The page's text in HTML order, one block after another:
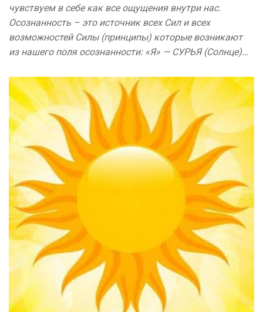
чувствуем в себе как все ощущения внутри нас.
Осознанность – это источник всех Сил и всех
возможностей Силы (принципы) которые возникают
из нашего поля осознанности: «Я» — СУРЬЯ (Солнце)…